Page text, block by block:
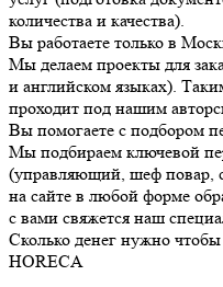
количества и качества).
Вы работаете только в
Мы делаем проекты для
и английском языках).
проходит под нашим
Вы помогаете с подбором
Мы подбираем ключевой
(управляющий, шеф повар,
на сайте в любой форме
с вами свяжется наш
Сколько денег нужно
HORECA